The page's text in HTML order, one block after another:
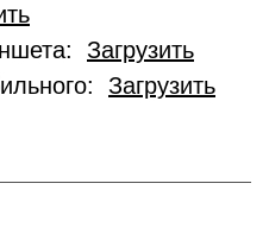
Загрузить
Загрузить